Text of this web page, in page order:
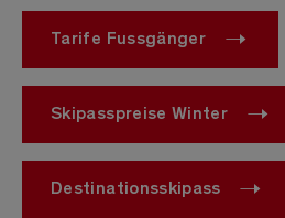
Tarife Fussgänger
Skipasspreise Winter
Destinationsskipass